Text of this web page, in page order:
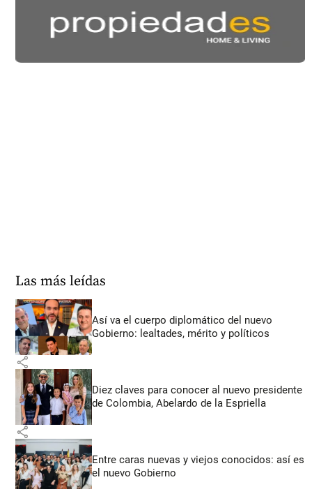
Las más leídas
Así va el cuerpo diplomático del nuevo
Gobierno: lealtades, mérito y políticos
share
Diez claves para conocer al nuevo presidente
de Colombia, Abelardo de la Espriella
share
Entre caras nuevas y viejos conocidos: así es
el nuevo Gobierno